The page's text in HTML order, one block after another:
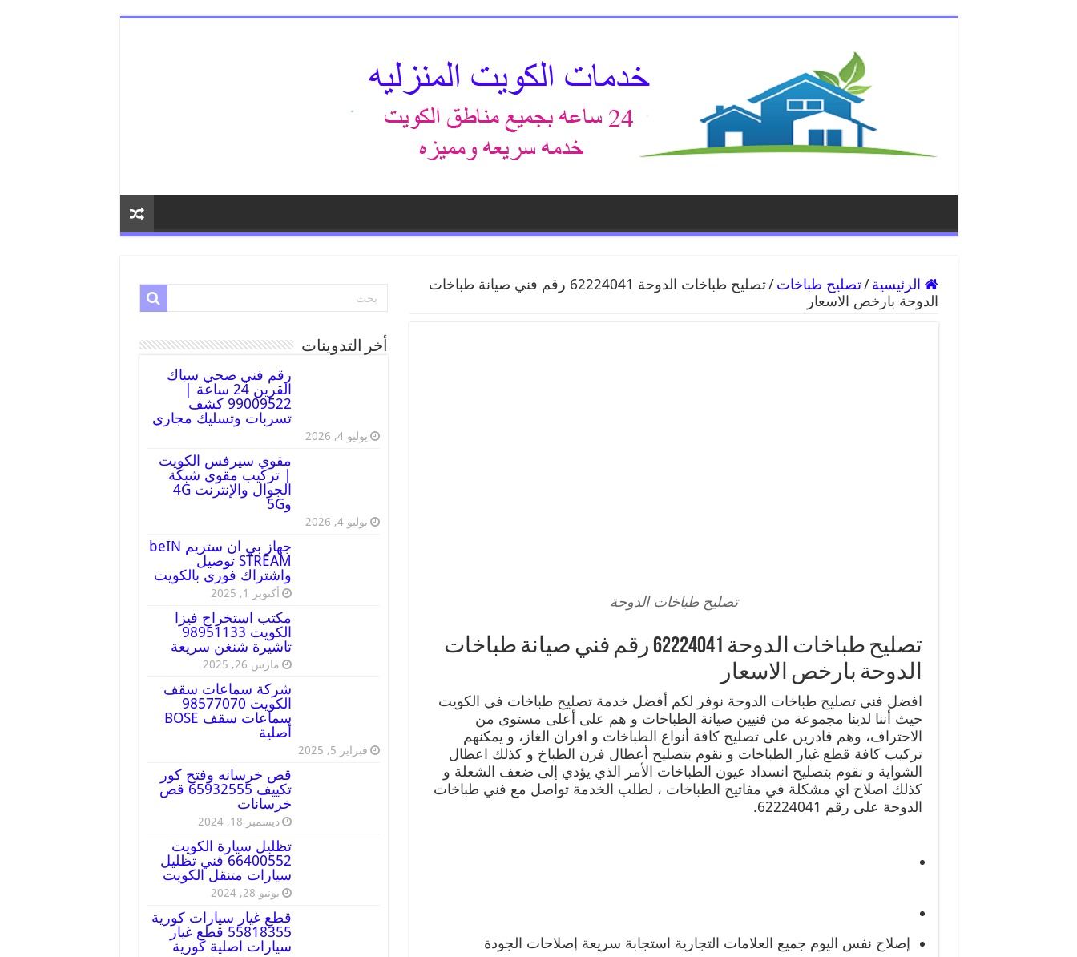
الرئيسية /تصليح طباخات /
تصليح طباخات الدوحة 62224041 رقم فني صيانة طباخات
الدوحة بارخص الاسعار
تصليح طباخات الدوحة
تصليح طباخات الدوحة 62224041 رقم فني صيانة طباخات
الدوحة بارخص الاسعار
افضل فني تصليح طباخات الدوحة نوفر لكم أفضل خدمة تصليح طباخات في الكويت
حيث أننا لدينا مجموعة من فنيين صيانة الطباخات و هم على أعلى مستوى من
الاحتراف، وهم قادرين على تصليح كافة أنواع الطباخات و افران الغاز، و يمكنهم
تركيب كافة قطع غيار الطباخات و نقوم بتصليح أعطال فرن الطباخ و كذلك اعطال
الشواية و نقوم بتصليح انسداد عيون الطباخات الأمر الذي يؤدي إلى ضعف الشعلة و
كذلك اصلاح اي مشكلة في مفاتيح الطباخات ، لطلب الخدمة تواصل مع فني طباخات
الدوحة على رقم 62224041.
إصلاح نفس اليوم جميع العلامات التجارية استجابة سريعة إصلاحات الجودة
أخر التدوينات
رقم فني صحي سباك
القرين 24 ساعة |
99009522 كشف
تسربات وتسليك مجاري
يوليو 4, 2026
مقوي سيرفس الكويت
| تركيب مقوي شبكة
الجوال والإنترنت 4G
و5G
يوليو 4, 2026
جهاز بي ان ستريم beIN
STREAM توصيل
واشتراك فوري بالكويت
أكتوبر 1, 2025
مكتب استخراج فيزا
الكويت 98951133
تاشيرة شنغن سريعة
مارس 26, 2025
شركة سماعات سقف
الكويت 98577070
سماعات سقف BOSE
أصلية
فبراير 5, 2025
قص خرسانه وفتح كور
تكييف 65932555 قص
خرسانات
ديسمبر 18, 2024
تظليل سيارة الكويت
66400552 فني تظليل
سيارات متنقل الكويت
يونيو 28, 2024
قطع غيار سيارات كورية
55818355 قطع غيار
سيارات اصلية كورية